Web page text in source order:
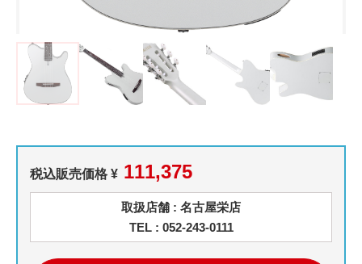
税込販売価格 ¥ 111,375
取扱店舗 : 名古屋栄店
TEL : 052-243-0111